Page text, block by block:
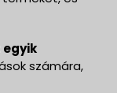
egyik
számára,